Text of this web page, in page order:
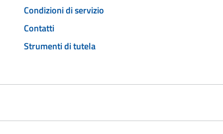
Condizioni di servizio
Contatti
Strumenti di tutela